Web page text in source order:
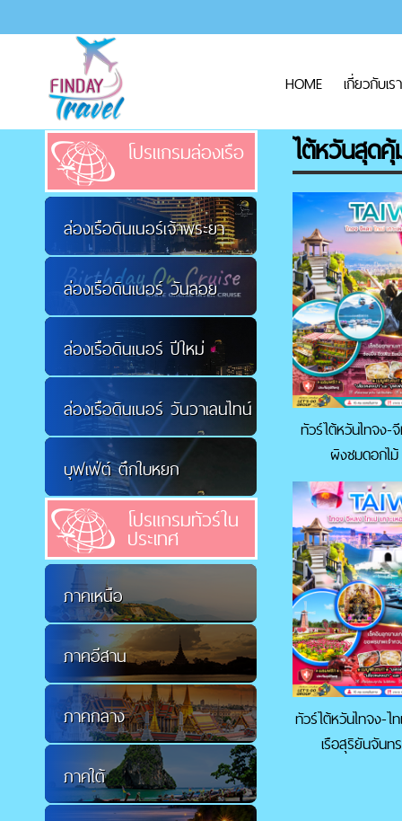
HOME เกี่ยวกับเรา
โปรแกรมล่องเรือ
ล่องเรือดินเนอร์เจ้าพระยา
ล่องเรือดินเนอร์ วันลอย
กระทง
ล่องเรือดินเนอร์ ปีใหม่
ล่องเรือดินเนอร์ วันวาเลนไทน์
บุฟเฟ่ต์ ตึกใบหยก
โปรแกรมทัวร์ใน
ประเทศ
ภาคเหนือ
ภาคอีสาน
ภาคกลาง
ภาคใต้
ไต้หวันสุดคุ้
ทัวร์ไต้หวันไทจง-จี
ผิงชมดอกไ
ทัวร์ไต้หวันไทจง-ไ
เรือสุริยันจัน